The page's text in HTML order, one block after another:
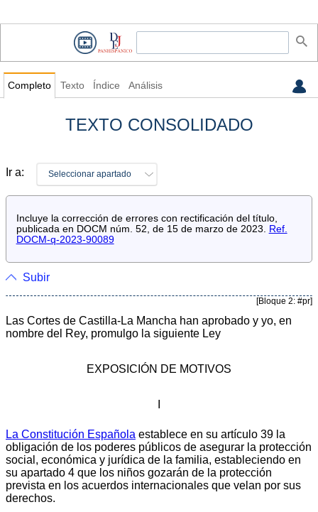
Completo Texto Índice Análisis
TEXTO CONSOLIDADO
Ir a: Seleccionar apartado
Incluye la corrección de errores con rectificación del título,
publicada en DOCM núm. 52, de 15 de marzo de 2023.
Ref.
DOCM-q-2023-90089
Subir
[Bloque 2: #pr]
Las Cortes de Castilla-La Mancha han aprobado y yo, en
nombre del Rey, promulgo la siguiente Ley
EXPOSICIÓN DE MOTIVOS
La Constitución Española establece en su artículo 39 la
obligación de los poderes públicos de asegurar la protección
social, económica y jurídica de la familia, estableciendo en
su apartado 4 que los niños gozarán de la protección
prevista en los acuerdos internacionales que velan por sus
derechos.